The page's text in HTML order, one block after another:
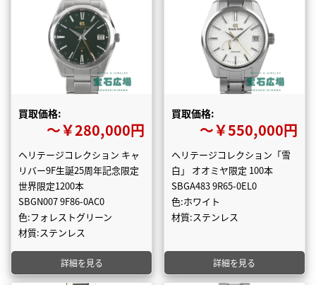
買取価格:
〜￥280,000円
ヘリテージコレクション キャ
リバー9F生誕25周年記念限定
世界限定1200本
SBGN007 9F86-0AC0
色:フォレストグリーン
材質:ステンレス
詳細を見る
買取価格:
〜￥550,000円
ヘリテージコレクション「雪
白」 オオミヤ限定 100本
SBGA483 9R65-0EL0
色:ホワイト
材質:ステンレス
詳細を見る